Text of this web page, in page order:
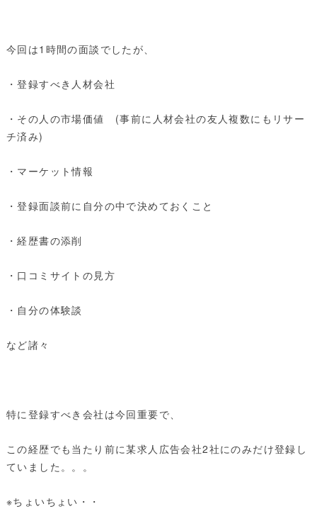
今回は1時間の面談でしたが、
・登録すべき人材会社
・その人の市場価値 (事前に人材会社の友人複数にもリサー
チ済み)
・マーケット情報
・登録面談前に自分の中で決めておくこと
・経歴書の添削
・口コミサイトの見方
・自分の体験談
など諸々
特に登録すべき会社は今回重要で、
この経歴でも当たり前に某求人広告会社2社にのみだけ登録し
ていました。。。
※ちょいちょい・・